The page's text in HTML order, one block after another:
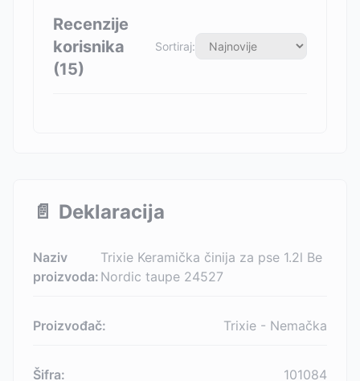
Recenzije
korisnika
(15)
Sortiraj:
📄 Deklaracija
Naziv
proizvoda:
Trixie Keramička činija za pse 1.2l Be
Nordic taupe 24527
Proizvođač: Trixie - Nemačka
Šifra: 101084